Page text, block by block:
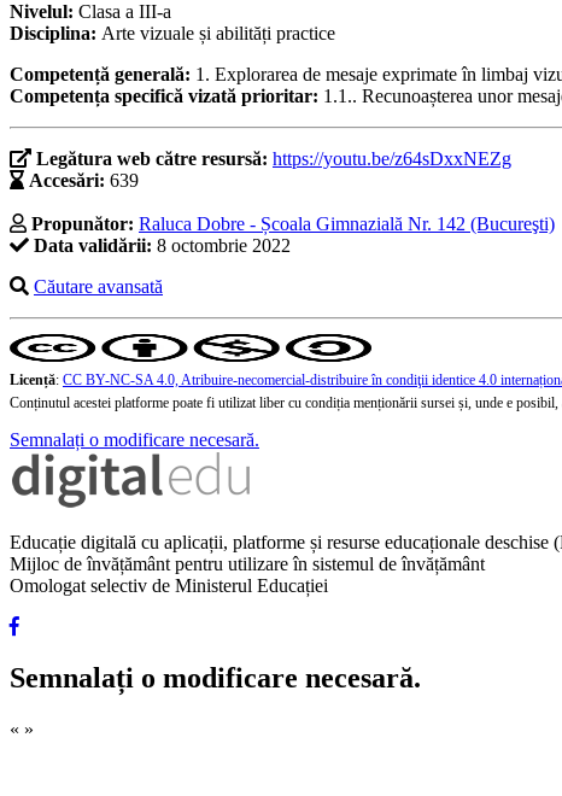
Nivelul: Clasa a III-a
Disciplina: Arte vizuale și abilități practice
Competență generală: 1. Explorarea de mesaje exprimate în limbaj
Competența specifică vizată prioritar: 1.1.. Recunoașterea unor
Legătura web către resursă: https://youtu.be/z64sDxxNEZg
Accesări: 639
Propunător: Raluca Dobre - Școala Gimnazială Nr. 142 (Bucureşti)
Data validării: 8 octombrie 2022
Căutare avansată
Licență: CC BY-NC-SA 4.0, Atribuire-necomercial-distribuire în condiţii identice 4.0
Conținutul acestei platforme poate fi utilizat liber cu condiția menționării sursei și, unde e
Semnalați o modificare necesară.
Educație digitală cu aplicații, platforme și resurse educaționale deschise
Mijloc de învățământ pentru utilizare în sistemul de învățământ
Omologat selectiv de Ministerul Educației
Semnalați o modificare necesară.
« »